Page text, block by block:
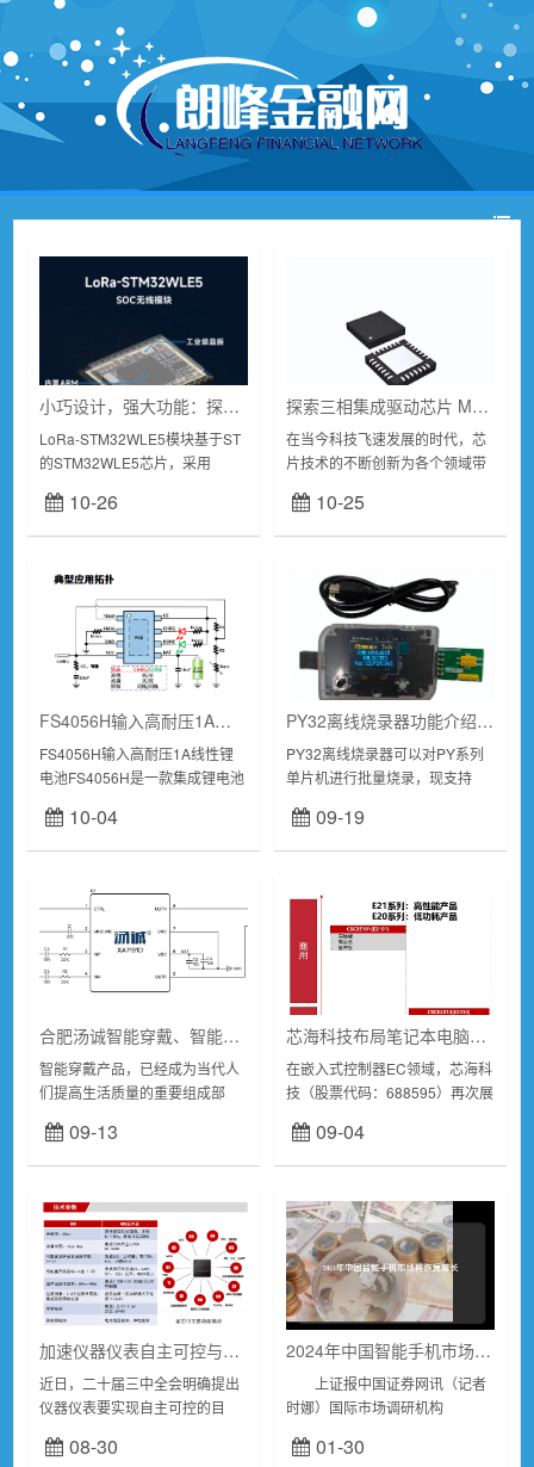
小巧设计，强大功能：探索SoC模块的多样化功能
LoRa-STM32WLE5模块基于ST
的STM32WLE5芯片，采用
低功耗无线电解决方案。搭载高
性能Arm®Cortex®-...
10-26
探索三相集成驱动芯片 MS8828 的卓越特点
在当今科技飞速发展的时代，芯
片技术的不断创新为各个领域带
相集成驱动芯片MS8828以其独
特的特点在众多芯片中脱颖而
10-25
FS4056H输入高耐压1A线性锂电池充电管理芯片介绍
FS4056H输入高耐压1A线性锂
电池FS4056H是一款集成锂电池
线性锂电池充电管理芯片，为单
节锂电池提供完整的电源解决
10-04
PY32离线烧录器功能介绍，使用说明，支持PY32系列多款单片机
PY32离线烧录器可以对PY系列
单片机进行批量烧录，现支持
芯片各封...
09-19
合肥汤诚智能穿戴、智能手表XA7191D音频功放芯片应用解决方案
智能穿戴产品，已经成为当代人
们提高生活质量的重要组成部
穿戴设备包括智能手表、智能耳
机和智能手环等。智能手表作为
09-13
芯海科技布局笔记本电脑EC及USB HUB新品
在嵌入式控制器EC领域，芯海科
技（股票代码：688595）再次展
察力。近日，公司推出全新EC新
品CSCE2010（简称
09-04
加速仪器仪表自主可控与国产替换 龙芯推出水热气表专用测计量芯片
近日，二十届三中全会明确提出
仪器仪表要实现自主可控的目
指明了方向。在这一背景下，国
08-30
2024年中国智能手机市场将恢复增长
上证报中国证券网讯（记者
时娜）国际市场调研机构
手机销量月度报告显示，2023年
01-30